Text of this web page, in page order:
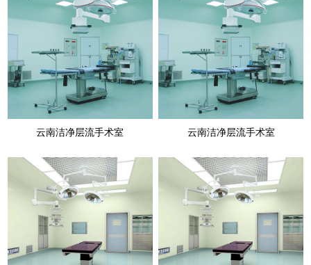
云南洁净层流手术室 云南洁净层流手术室